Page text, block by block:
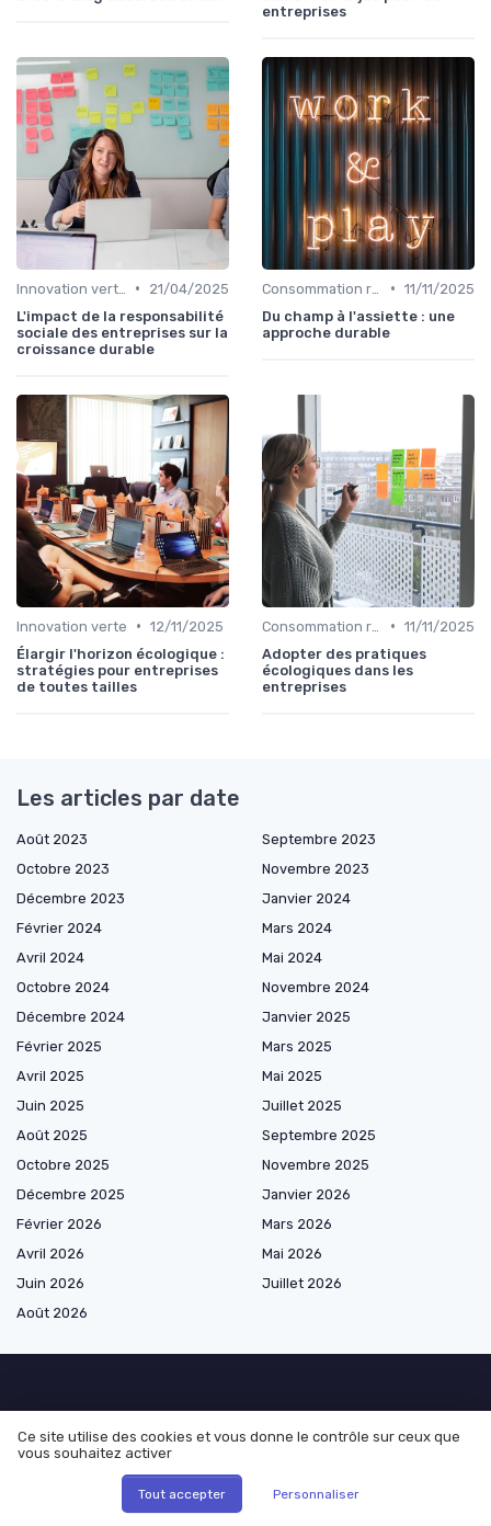
entreprises
•
21/04/2025
L'impact de la responsabilité
sociale des entreprises sur la
croissance durable
• 11/11/2025
Du champ à l'assiette : une
approche durable
Innovation verte • 12/11/2025
Élargir l'horizon écologique :
stratégies pour entreprises
de toutes tailles
• 11/11/2025
Adopter des pratiques
écologiques dans les
entreprises
Les articles par date
Août 2023
Septembre 2023
Octobre 2023
Novembre 2023
Décembre 2023
Janvier 2024
Février 2024
Mars 2024
Avril 2024
Mai 2024
Octobre 2024
Novembre 2024
Décembre 2024
Janvier 2025
Février 2025
Mars 2025
Avril 2025
Mai 2025
Juin 2025
Juillet 2025
Août 2025
Septembre 2025
Octobre 2025
Novembre 2025
Décembre 2025
Janvier 2026
Février 2026
Mars 2026
Avril 2026
Mai 2026
Juin 2026
Juillet 2026
Août 2026
Marketplace de prestataires
Ce site utilise des cookies et vous donne le contrôle sur ceux que
vous souhaitez activer
Tout accepter Personnaliser